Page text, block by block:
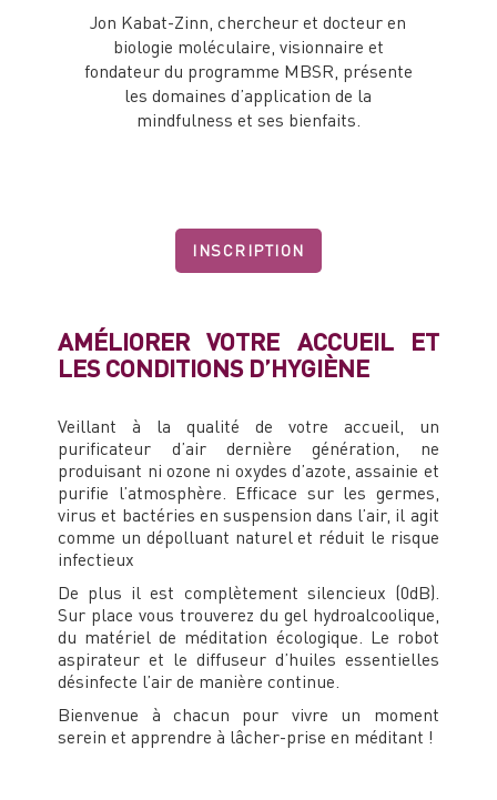
Jon Kabat-Zinn, chercheur et docteur en
biologie moléculaire, visionnaire et
fondateur du programme MBSR, présente
les domaines d’application de la
mindfulness et ses bienfaits.
INSCRIPTION
AMÉLIORER VOTRE ACCUEIL ET
LES CONDITIONS D’HYGIÈNE
Veillant à la qualité de votre accueil, un
purificateur d’air dernière génération, ne
produisant ni ozone ni oxydes d’azote, assainie et
purifie l’atmosphère. Efficace sur les germes,
virus et bactéries en suspension dans l’air, il agit
comme un dépolluant naturel et réduit le risque
infectieux
De plus il est complètement silencieux (0dB).
Sur place vous trouverez du gel hydroalcoolique,
du matériel de méditation écologique. Le robot
aspirateur et le diffuseur d’huiles essentielles
désinfecte l’air de manière continue.
Bienvenue à chacun pour vivre un moment
serein et apprendre à lâcher-prise en méditant !